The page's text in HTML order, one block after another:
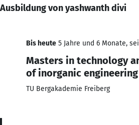
Ausbildung von yashwanth divi
Bis heute 5 Jahre und 6 Monate,
Masters in technology
of inorganic
TU Bergakademie Freiberg